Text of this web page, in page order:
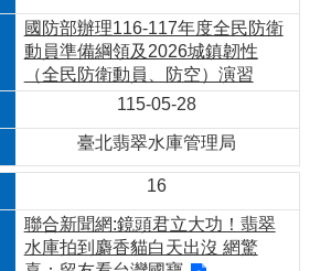
國防部辦理116-117年度全民防衛
動員準備綱領及2026城鎮韌性
（全民防衛動員、防空）演習
115-05-28
臺北翡翠水庫管理局
16
聯合新聞網:鏡頭君立大功！翡翠
水庫拍到麝香貓白天出沒 網驚